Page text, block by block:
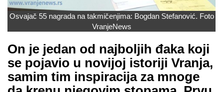
Osvajač 55 nagrada na takmičenjima: Bogdan Stefanović. Foto
VranjeNews
On je jedan od najboljih đaka koji
se pojavio u novijoj istoriji Vranja,
samim tim inspiracija za mnoge